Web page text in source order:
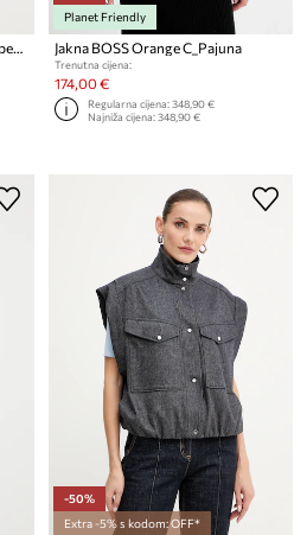
BOSS Orange prsluk za žene traper C VEST
Planet Friendly
Jakna BOSS Orange C_Pajuna
Trenutna cijena:
174,00 €
Regularna cijena:348,90 €
Najniža cijena:348,90 €
-50%
Extra -5% s kodom: OFF*